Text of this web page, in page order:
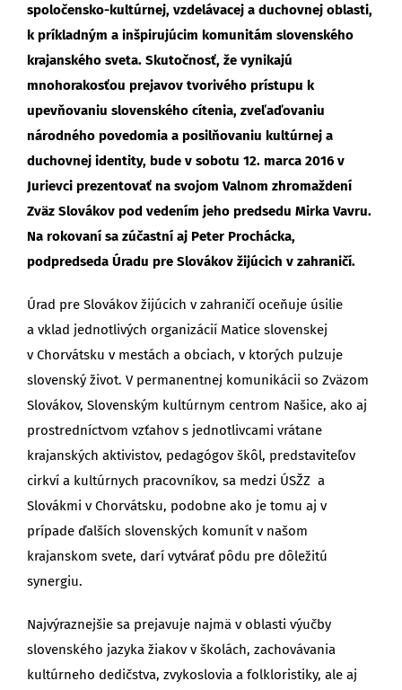
spoločensko-kultúrnej, vzdelávacej a duchovnej oblasti,
k príkladným a inšpirujúcim komunitám slovenského
krajanského sveta. Skutočnosť, že vynikajú
mnohorakosťou prejavov tvorivého prístupu k
upevňovaniu slovenského cítenia, zveľaďovaniu
národného povedomia a posilňovaniu kultúrnej a
duchovnej identity, bude v sobotu 12. marca 2016 v
Jurievci prezentovať na svojom Valnom zhromaždení
Zväz Slovákov pod vedením jeho predsedu Mirka Vavru.
Na rokovaní sa zúčastní aj Peter Prochácka,
podpredseda Úradu pre Slovákov žijúcich v zahraničí.
Úrad pre Slovákov žijúcich v zahraničí oceňuje úsilie
a vklad jednotlivých organizácií Matice slovenskej
v Chorvátsku v mestách a obciach, v ktorých pulzuje
slovenský život. V permanentnej komunikácii so Zväzom
Slovákov, Slovenským kultúrnym centrom Našice, ako aj
prostredníctvom vzťahov s jednotlivcami vrátane
krajanských aktivistov, pedagógov škôl, predstaviteľov
cirkví a kultúrnych pracovníkov, sa medzi ÚSŽZ a
Slovákmi v Chorvátsku, podobne ako je tomu aj v
prípade ďalších slovenských komunít v našom
krajanskom svete, darí vytvárať pôdu pre dôležitú
synergiu.
Najvýraznejšie sa prejavuje najmä v oblasti výučby
slovenského jazyka žiakov v školách, zachovávania
kultúrneho dedičstva, zvykoslovia a folkloristiky, ale aj